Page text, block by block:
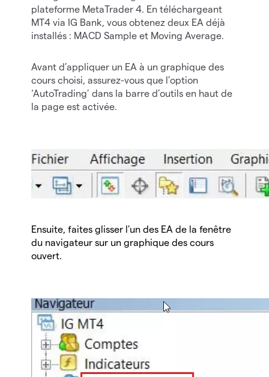
plateforme MetaTrader 4. En téléchargeant
MT4 via IG Bank, vous obtenez deux EA déjà
installés : MACD Sample et Moving Average.
Avant d’appliquer un EA à un graphique des
cours choisi, assurez-vous que l’option
‘AutoTrading’ dans la barre d’outils en haut de
la page est activée.
Ensuite, faites glisser l'un des EA de la fenêtre
du navigateur sur un graphique des cours
ouvert.